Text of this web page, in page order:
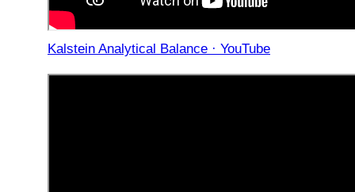
Kalstein Analytical Balance · YouTube